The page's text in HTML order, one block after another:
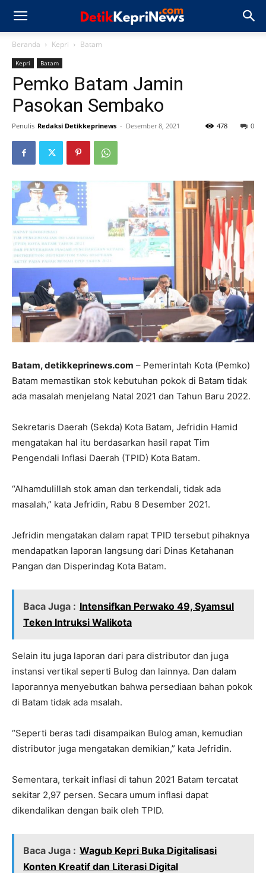
Beranda Kepri Batam
Kepri Batam
Pemko Batam Jamin
Pasokan Sembako
Penulis Redaksi Detikkeprinews - Desember 8, 2021 0
478
Batam, detikkeprinews.com – Pemerintah Kota (Pemko)
Batam memastikan stok kebutuhan pokok di Batam tidak
ada masalah menjelang Natal 2021 dan Tahun Baru 2022.
Sekretaris Daerah (Sekda) Kota Batam, Jefridin Hamid
mengatakan hal itu berdasarkan hasil rapat Tim
Pengendali Inflasi Daerah (TPID) Kota Batam.
“Alhamdulillah stok aman dan terkendali, tidak ada
masalah,” kata Jefridin, Rabu 8 Desember 2021.
Jefridin mengatakan dalam rapat TPID tersebut pihaknya
mendapatkan laporan langsung dari Dinas Ketahanan
Pangan dan Disperindag Kota Batam.
Baca Juga : Intensifkan Perwako 49, Syamsul
Teken Intruksi Walikota
Selain itu juga laporan dari para distributor dan juga
instansi vertikal seperti Bulog dan lainnya. Dan dalam
laporannya menyebutkan bahwa persediaan bahan pokok
di Batam tidak ada msalah.
“Seperti beras tadi disampaikan Bulog aman, kemudian
distributor juga mengatakan demikian,” kata Jefridin.
Sementara, terkait inflasi di tahun 2021 Batam tercatat
sekitar 2,97 persen. Secara umum inflasi dapat
dikendalikan dengan baik oleh TPID.
Baca Juga : Wagub Kepri Buka Digitalisasi
Konten Kreatif dan Literasi Digital